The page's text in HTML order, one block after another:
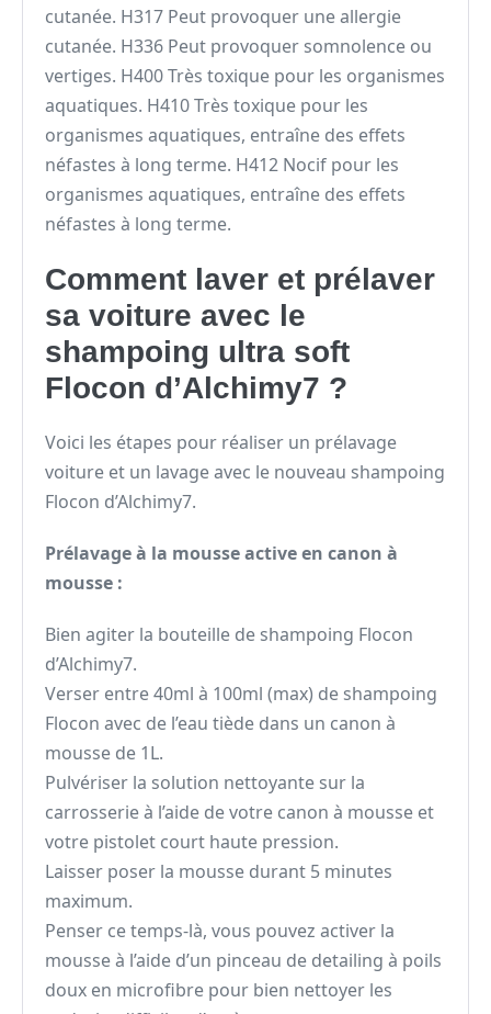
cutanée. H317 Peut provoquer une allergie
cutanée. H336 Peut provoquer somnolence ou
vertiges. H400 Très toxique pour les organismes
aquatiques. H410 Très toxique pour les
organismes aquatiques, entraîne des effets
néfastes à long terme. H412 Nocif pour les
organismes aquatiques, entraîne des effets
néfastes à long terme.
Comment laver et prélaver
sa voiture avec le
shampoing ultra soft
Flocon d’Alchimy7 ?
Voici les étapes pour réaliser un prélavage
voiture et un lavage avec le nouveau shampoing
Flocon d’Alchimy7.
Prélavage à la mousse active en canon à
mousse :
Bien agiter la bouteille de shampoing Flocon
d’Alchimy7.
Verser entre 40ml à 100ml (max) de shampoing
Flocon avec de l’eau tiède dans un canon à
mousse de 1L.
Pulvériser la solution nettoyante sur la
carrosserie à l’aide de votre canon à mousse et
votre pistolet court haute pression.
Laisser poser la mousse durant 5 minutes
maximum.
Penser ce temps-là, vous pouvez activer la
mousse à l’aide d’un pinceau de detailing à poils
doux en microfibre pour bien nettoyer les